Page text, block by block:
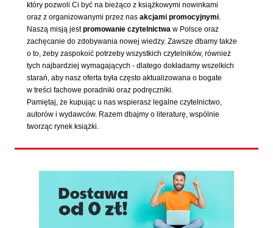
który pozwoli Ci być na bieżąco z książkowymi nowinkami
oraz z organizowanymi przez nas akcjami promocyjnymi.
Naszą misją jestpromowanie czytelnictwa w Polsce oraz
zachęcanie do zdobywania nowej wiedzy. Zawsze dbamy także
o to, żeby zaspokoić potrzeby wszystkich czytelników, również
tych najbardziej wymagających - dlatego dokładamy wszelkich
starań, aby nasz oferta była często aktualizowana o bogate
w treści fachowe poradniki oraz podręczniki.
Pamiętaj, że kupując u nas wspierasz legalne czytelnictwo,
autorów i wydawców. Razem dbajmy o literaturę, wspólnie
tworząc rynek książki.